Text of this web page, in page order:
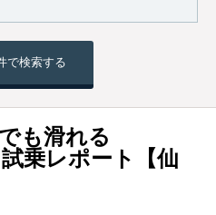
で検索する
も滑れる
試乗レポート【仙